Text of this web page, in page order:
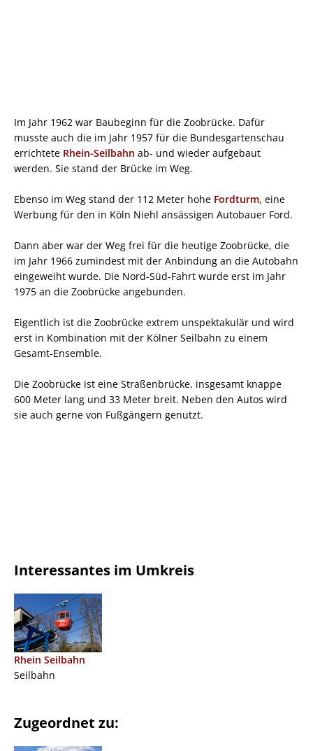
Im Jahr 1962 war Baubeginn für die Zoobrücke. Dafür
musste auch die im Jahr 1957 für die Bundesgartenschau
errichtete Rhein-Seilbahn ab- und wieder aufgebaut
werden. Sie stand der Brücke im Weg.
Ebenso im Weg stand der 112 Meter hohe Fordturm, eine
Werbung für den in Köln Niehl ansässigen Autobauer Ford.
Dann aber war der Weg frei für die heutige Zoobrücke, die
im Jahr 1966 zumindest mit der Anbindung an die Autobahn
eingeweiht wurde. Die Nord-Süd-Fahrt wurde erst im Jahr
1975 an die Zoobrücke angebunden.
Eigentlich ist die Zoobrücke extrem unspektakulär und wird
erst in Kombination mit der Kölner Seilbahn zu einem
Gesamt-Ensemble.
Die Zoobrücke ist eine Straßenbrücke, insgesamt knappe
600 Meter lang und 33 Meter breit. Neben den Autos wird
sie auch gerne von Fußgängern genutzt.
Interessantes im Umkreis
Rhein Seilbahn
Seilbahn
Zugeordnet zu: